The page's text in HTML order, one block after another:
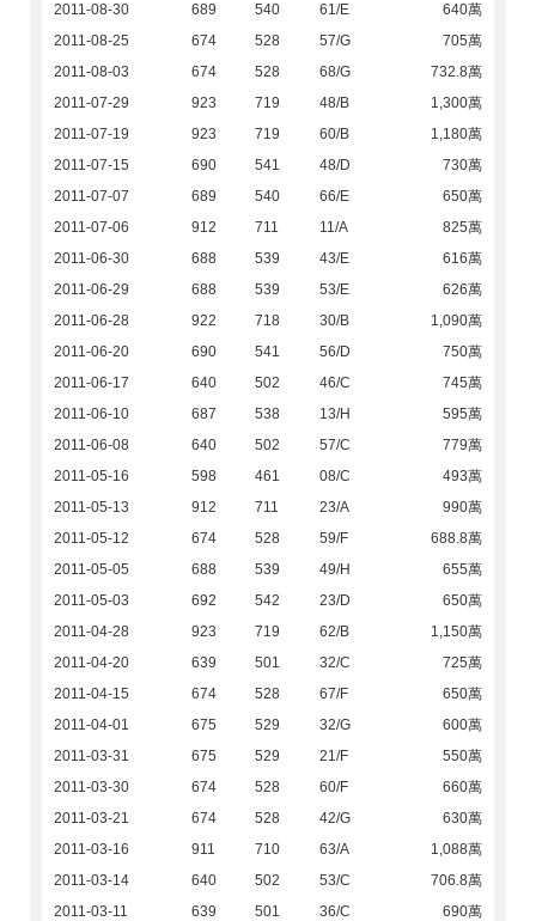
2011-08-30
689 540 61/E
640萬
2011-08-25
674 528 57/G
705萬
2011-08-03
674 528 68/G
732.8萬
2011-07-29
923 719 48/B
1,300萬
2011-07-19
923 719 60/B
1,180萬
2011-07-15
690 541 48/D
730萬
2011-07-07
689 540 66/E
650萬
2011-07-06
912 711 11/A
825萬
2011-06-30
688 539 43/E
616萬
2011-06-29
688 539 53/E
626萬
2011-06-28
922 718 30/B
1,090萬
2011-06-20
690 541 56/D
750萬
2011-06-17
640 502 46/C
745萬
2011-06-10
687 538 13/H
595萬
2011-06-08
640 502 57/C
779萬
2011-05-16
598 461 08/C
493萬
2011-05-13
912 711 23/A
990萬
2011-05-12
674 528 59/F
688.8萬
2011-05-05
688 539 49/H
655萬
2011-05-03
692 542 23/D
650萬
2011-04-28
923 719 62/B
1,150萬
2011-04-20
639 501 32/C
725萬
2011-04-15
674 528 67/F
650萬
2011-04-01
675 529 32/G
600萬
2011-03-31
675 529 21/F
550萬
2011-03-30
674 528 60/F
660萬
2011-03-21
674 528 42/G
630萬
2011-03-16
911 710 63/A
1,088萬
2011-03-14
640 502 53/C
706.8萬
2011-03-11
639 501 36/C 690萬